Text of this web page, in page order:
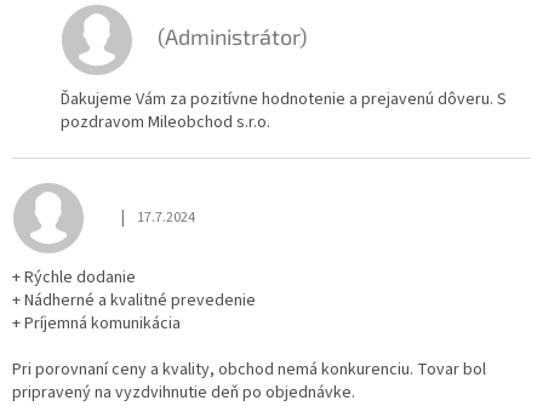
(Administrátor)
Ďakujeme Vám za pozitívne hodnotenie a prejavenú dôveru. S
pozdravom Mileobchod s.r.o.
Hodnotenie obchodu je 5 z 5 hviezdičiek.
| 17.7.2024
+ Rýchle dodanie
+ Nádherné a kvalitné prevedenie
+ Príjemná komunikácia
Pri porovnaní ceny a kvality, obchod nemá konkurenciu. Tovar bol
pripravený na vyzdvihnutie deň po objednávke.